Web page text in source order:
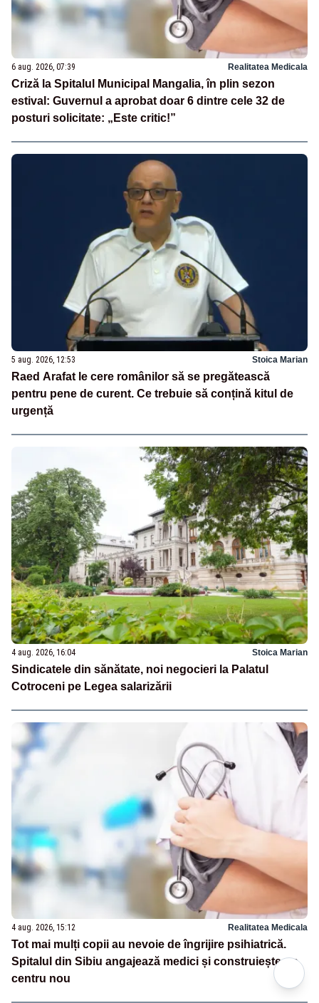
6 aug. 2026, 07:39 Realitatea Medicala
Criză la Spitalul Municipal Mangalia, în plin sezon
estival: Guvernul a aprobat doar 6 dintre cele 32 de
posturi solicitate: „Este critic!”
5 aug. 2026, 12:53 Stoica Marian
Raed Arafat le cere românilor să se pregătească
pentru pene de curent. Ce trebuie să conțină kitul de
urgență
4 aug. 2026, 16:04 Stoica Marian
Sindicatele din sănătate, noi negocieri la Palatul
Cotroceni pe Legea salarizării
4 aug. 2026, 15:12 Realitatea Medicala
Tot mai mulți copii au nevoie de îngrijire psihiatrică.
Spitalul din Sibiu angajează medici și construiește un
centru nou